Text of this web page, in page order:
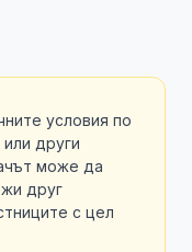
условия по
други
може да
друг
с цел